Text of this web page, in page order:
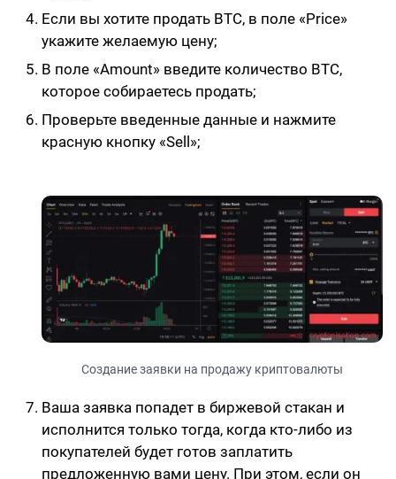
Если вы хотите продать BTC, в поле «Price»
укажите желаемую цену;
В поле «Amount» введите количество BTC,
которое собираетесь продать;
Проверьте введенные данные и нажмите
красную кнопку «Sell»;
Создание заявки на продажу криптовалюты
Ваша заявка попадет в биржевой стакан и
исполнится только тогда, когда кто-либо из
покупателей будет готов заплатить
предложенную вами цену. При этом, если он